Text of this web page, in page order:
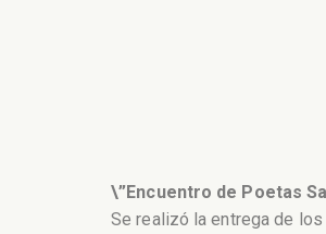
\”Encuentro de Poetas
Se realizó la entrega de los